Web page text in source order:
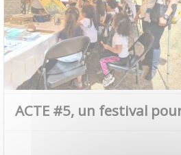
ACTE #5, un festival